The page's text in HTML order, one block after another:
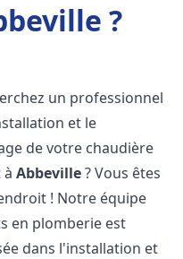
?
un professionnel
et le
de votre chaudière
àAbbeville? Vous êtes
! Notre équipe
en plomberie est
dans l'installation et